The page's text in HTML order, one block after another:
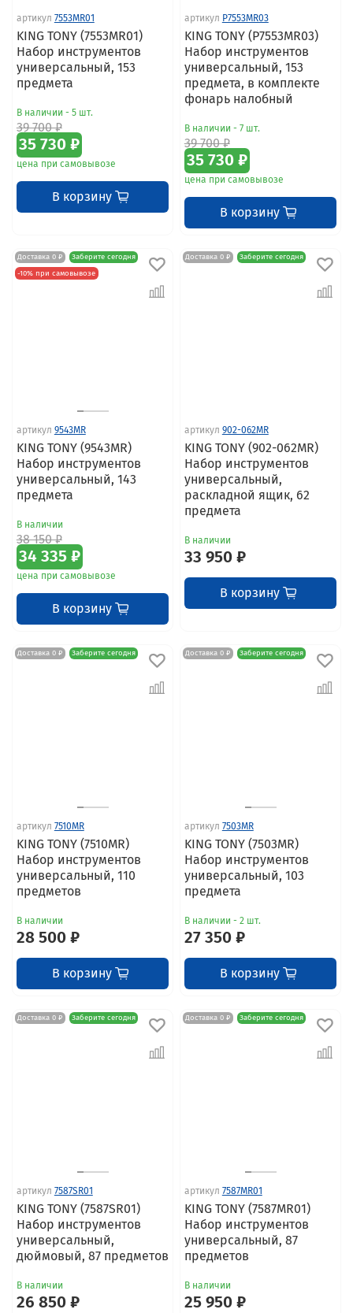
артикул 7553MR01
KING TONY (7553MR01)
Набор инструментов
универсальный, 153
предмета
В наличии - 5 шт.
39 700 ₽
35 730 ₽
цена при самовывозе
В корзину
артикул P7553MR03
KING TONY (P7553MR03)
Набор инструментов
универсальный, 153
предмета, в комплекте
фонарь налобный
В наличии - 7 шт.
39 700 ₽
35 730 ₽
цена при самовывозе
В корзину
Доставка 0 ₽
Заберите сегодня
-10% при самовывозе
артикул 9543MR
KING TONY (9543MR)
Набор инструментов
универсальный, 143
предмета
В наличии
38 150 ₽
34 335 ₽
цена при самовывозе
В корзину
Доставка 0 ₽ Заберите сегодня
артикул 902-062MR
KING TONY (902-062MR)
Набор инструментов
универсальный,
раскладной ящик, 62
предмета
В наличии
33 950 ₽
В корзину
Доставка 0 ₽ Заберите сегодня
артикул 7510MR
KING TONY (7510MR)
Набор инструментов
универсальный, 110
предметов
В наличии
28 500 ₽
В корзину
Доставка 0 ₽ Заберите сегодня
артикул 7503MR
KING TONY (7503MR)
Набор инструментов
универсальный, 103
предмета
В наличии - 2 шт.
27 350 ₽
В корзину
Доставка 0 ₽ Заберите сегодня
артикул 7587SR01
KING TONY (7587SR01)
Набор инструментов
универсальный,
дюймовый, 87 предметов
В наличии
26 850 ₽
Доставка 0 ₽ Заберите сегодня
артикул 7587MR01
KING TONY (7587MR01)
Набор инструментов
универсальный, 87
предметов
В наличии
25 950 ₽